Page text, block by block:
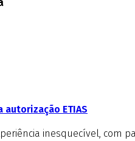
autorização ETIAS
inesquecível, com